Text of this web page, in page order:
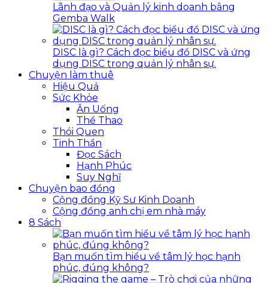
Lãnh đạo và Quản lý kinh doanh bằng
Gemba Walk
DISC là gì? Cách đọc biểu đồ DISC và ứng
dụng DISC trong quản lý nhân sự.
Chuyện làm thuê
Hiệu Quả
Sức Khỏe
Ăn Uống
Thể Thao
Thói Quen
Tinh Thần
Đọc Sách
Hạnh Phúc
Suy Nghĩ
Chuyện bao đồng
Cộng đồng Kỹ Sư Kinh Doanh
Cộng đồng anh chị em nhà máy
8 Sách
Bạn muốn tìm hiểu về tâm lý học hạnh
phúc, đúng không?